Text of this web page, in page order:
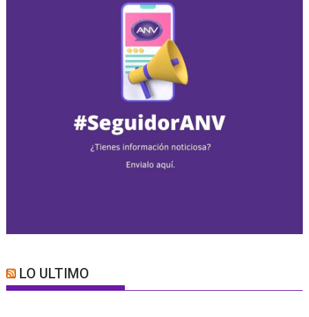
LO ULTIMO